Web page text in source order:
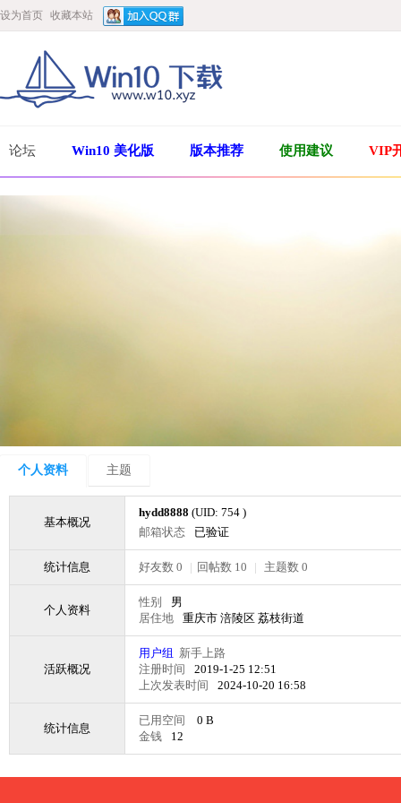
设为首页 收藏本站
论坛 Win10 美化版 版本推荐 使用建议 VIP
个人资料 主题
基本概况
hydd8888 (UID: 754 )
邮箱状态
已验证
统计信息 好友数 0 | 回帖数 10 | 主题数 0
个人资料
性别
男
居住地
重庆市 涪陵区 荔枝街道
活跃概况
用户组 新手上路
注册时间
2019-1-25 12:51
上次发表时间
2024-10-20 16:58
统计信息
已用空间
0 B
金钱
12